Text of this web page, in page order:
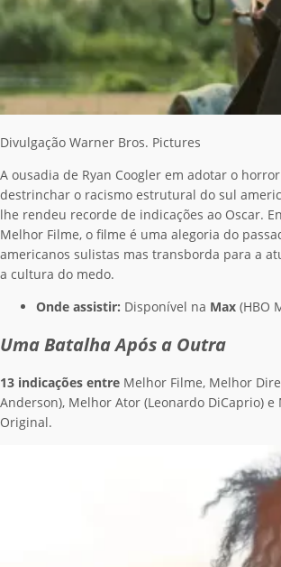
Divulgação Warner Bros. Pictures
A ousadia de Ryan Coogler em adotar o
destrinchar o racismo estrutural do sul
lhe rendeu recorde de indicações ao Oscar.
Melhor Filme, o filme é uma alegoria do
americanos sulistas mas transborda para a
a cultura do medo.
Onde assistir: Disponível na Max (HBO
Uma Batalha Após a Outra
13 indicações entre Melhor Filme, Melhor
Anderson), Melhor Ator (Leonardo DiCaprio)
Original.